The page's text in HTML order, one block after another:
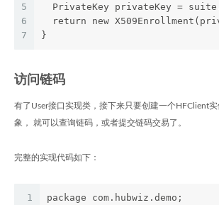
5
6
7
PrivateKey privateKey =
return new
}
访问链码
有了User接口实现类，接下来只要创建一个HFClient
象， 就可以查询链码，或者提交链码交易了。
完整的实现代码如下：
1
package com.hubwiz.demo;